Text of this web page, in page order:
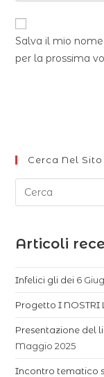
Salva il mio
per la prossima
Cerca Nel Sito
Articoli
Infelici gli dei 6
Progetto I NOSTRI
Presentazione del
Maggio 2025
Incontro tematico